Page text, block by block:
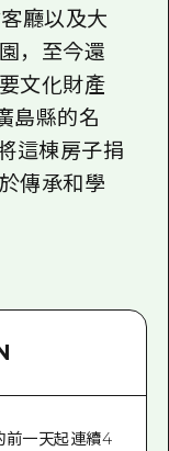
廳以及大
，至今還
文化財產
島縣的名
這棟房子捐
傳承和學
前一天起連續4